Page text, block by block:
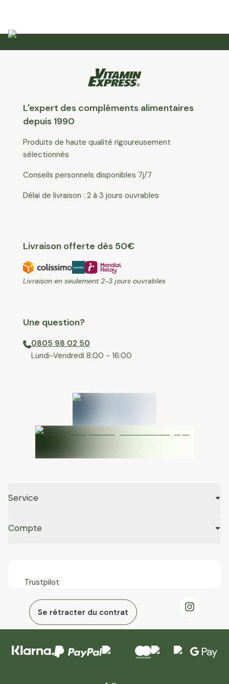
Profite de 10% de réduction!
Appliquez SUMMER
L'expert des compléments alimentaires
depuis 1990
Produits de haute qualité rigoureusement
sélectionnés
Conseils personnels disponibles 7j/7
Délai de livraison : 2 à 3 jours ouvrables
Livraison offerte dès 50€
Livraison en seulement 2-3 jours ouvrables
Une question?
0805 98 02 50
⁠Lundi-Vendredi 8:00 - 16:00
Service
Compte
Trustpilot
Se rétracter du contrat